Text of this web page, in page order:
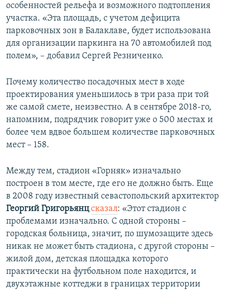
особенностей рельефа и возможного подтопления
участка. «Эта площадь, с учетом дефицита
парковочных зон в Балаклаве, будет использована
для организации паркинга на 70 автомобилей под
полем», – добавил Сергей Резниченко.
Почему количество посадочных мест в ходе
проектирования уменьшилось в три раза при той
же самой смете, неизвестно. А в сентябре 2018-го,
напомним, подрядчик говорит уже о 500 местах и
более чем вдвое большем количестве парковочных
мест – 158.
Между тем, стадион «Горняк» изначально
построен в том месте, где его не должно быть. Еще
в 2008 году известный севастопольский архитектор
Георгий Григорьянц сказал: «Этот стадион с
проблемами изначально. С одной стороны –
городская больница, значит, по шумозащите здесь
никак не может быть стадиона, с другой стороны –
жилой дом, детская площадка которого
практически на футбольном поле находится, и
двухэтажные коттеджи в границах территории